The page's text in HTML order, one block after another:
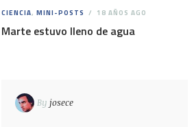
CIENCIA, MINI-POSTS 18 AÑOS AGO
Marte estuvo lleno de agua
By josece